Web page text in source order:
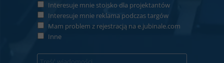
Interesuje mnie stoisko dla projektantów
Interesuje mnie reklama podczas targów
Mam problem z rejestracją na e.jubinale.com
Inne